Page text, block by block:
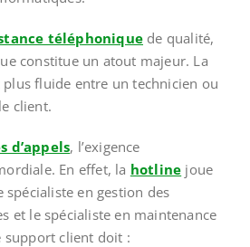
téléphonique de qualité,
constitue un atout majeur. La
fluide entre un technicien ou
client.
d’appels, l’exigence
En effet, la hotline joue
spécialiste en gestion des
et le spécialiste en maintenance
support client doit :